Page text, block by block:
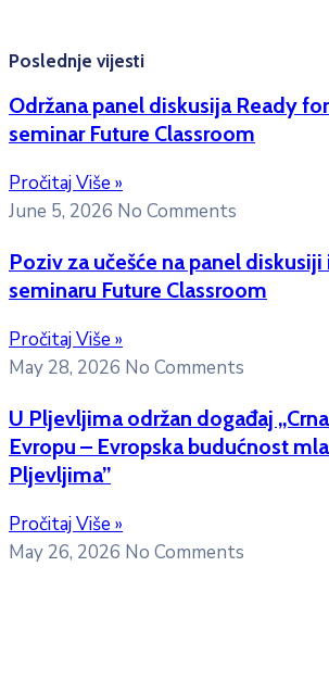
Poslednje vijesti
Održana panel diskusija Ready
seminar Future Classroom
Pročitaj Više »
June 5, 2026 No Comments
Poziv za učešće na panel diskusiji
seminaru Future Classroom
Pročitaj Više »
May 28, 2026 No Comments
U Pljevljima održan događaj
Evropu – Evropska budućnost
Pljevljima”
Pročitaj Više »
May 26, 2026 No Comments